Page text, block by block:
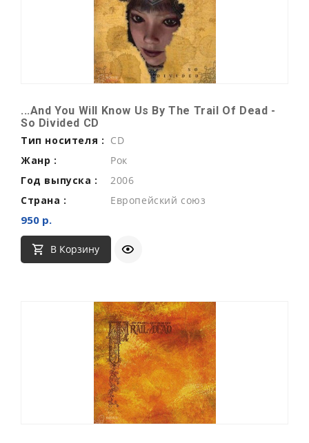
...And You Will Know Us By The Trail Of Dead -
So Divided CD
Тип носителя : CD
Жанр :
Рок
Год выпуска :
2006
Страна :
Европейский союз
950 р.
В Корзину